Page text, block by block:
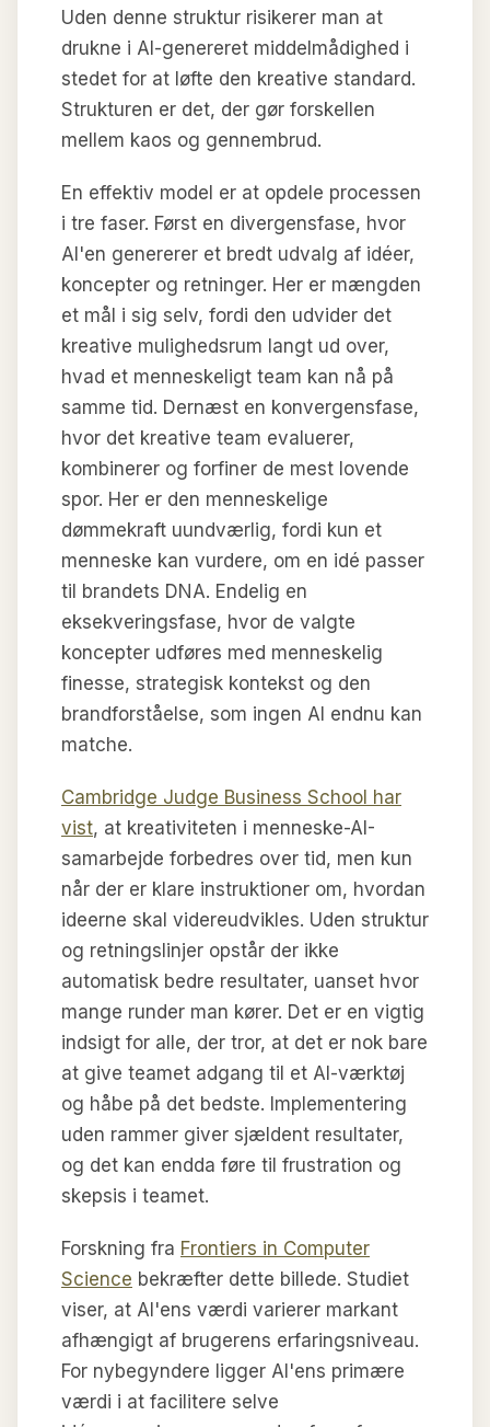
Uden denne struktur risikerer man at
drukne i AI-genereret middelmådighed i
stedet for at løfte den kreative standard.
Strukturen er det, der gør forskellen
mellem kaos og gennembrud.
En effektiv model er at opdele processen
i tre faser. Først en divergensfase, hvor
AI'en genererer et bredt udvalg af idéer,
koncepter og retninger. Her er mængden
et mål i sig selv, fordi den udvider det
kreative mulighedsrum langt ud over,
hvad et menneskeligt team kan nå på
samme tid. Dernæst en konvergensfase,
hvor det kreative team evaluerer,
kombinerer og forfiner de mest lovende
spor. Her er den menneskelige
dømmekraft uundværlig, fordi kun et
menneske kan vurdere, om en idé passer
til brandets DNA. Endelig en
eksekveringsfase, hvor de valgte
koncepter udføres med menneskelig
finesse, strategisk kontekst og den
brandforståelse, som ingen AI endnu kan
matche.
Cambridge Judge Business School har
vist, at kreativiteten i menneske-AI-
samarbejde forbedres over tid, men kun
når der er klare instruktioner om, hvordan
ideerne skal videreudvikles. Uden struktur
og retningslinjer opstår der ikke
automatisk bedre resultater, uanset hvor
mange runder man kører. Det er en vigtig
indsigt for alle, der tror, at det er nok bare
at give teamet adgang til et AI-værktøj
og håbe på det bedste. Implementering
uden rammer giver sjældent resultater,
og det kan endda føre til frustration og
skepsis i teamet.
Forskning fra Frontiers in Computer
Science bekræfter dette billede. Studiet
viser, at AI'ens værdi varierer markant
afhængigt af brugerens erfaringsniveau.
For nybegyndere ligger AI'ens primære
værdi i at facilitere selve